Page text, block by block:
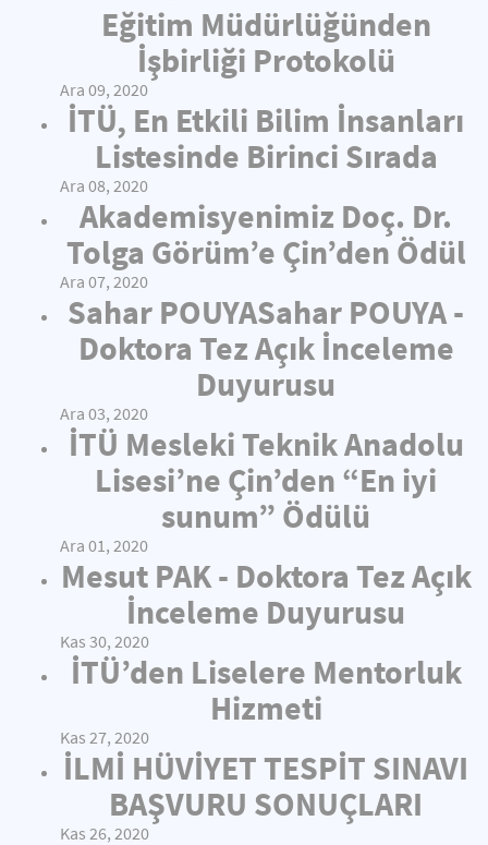
Eğitim Müdürlüğünden
İşbirliği Protokolü
Ara 09, 2020
İTÜ, En Etkili Bilim İnsanları
Listesinde Birinci Sırada
Ara 08, 2020
Akademisyenimiz Doç. Dr.
Tolga Görüm’e Çin’den Ödül
Ara 07, 2020
Sahar POUYASahar POUYA -
Doktora Tez Açık İnceleme
Duyurusu
Ara 03, 2020
İTÜ Mesleki Teknik Anadolu
Lisesi’ne Çin’den “En iyi
sunum” Ödülü
Ara 01, 2020
Mesut PAK - Doktora Tez Açık
İnceleme Duyurusu
Kas 30, 2020
İTÜ’den Liselere Mentorluk
Hizmeti
Kas 27, 2020
İLMİ HÜVİYET TESPİT SINAVI
BAŞVURU SONUÇLARI
Kas 26, 2020